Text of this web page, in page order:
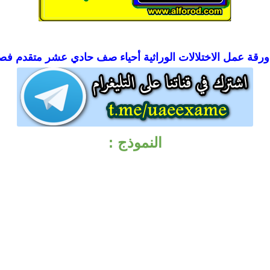
ورقة عمل الاختلالات الوراثية أحياء صف حادي عشر متقدم
النموذج :